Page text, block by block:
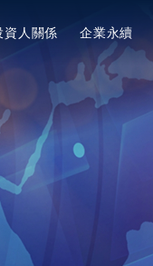
資人關係 企業永續
English